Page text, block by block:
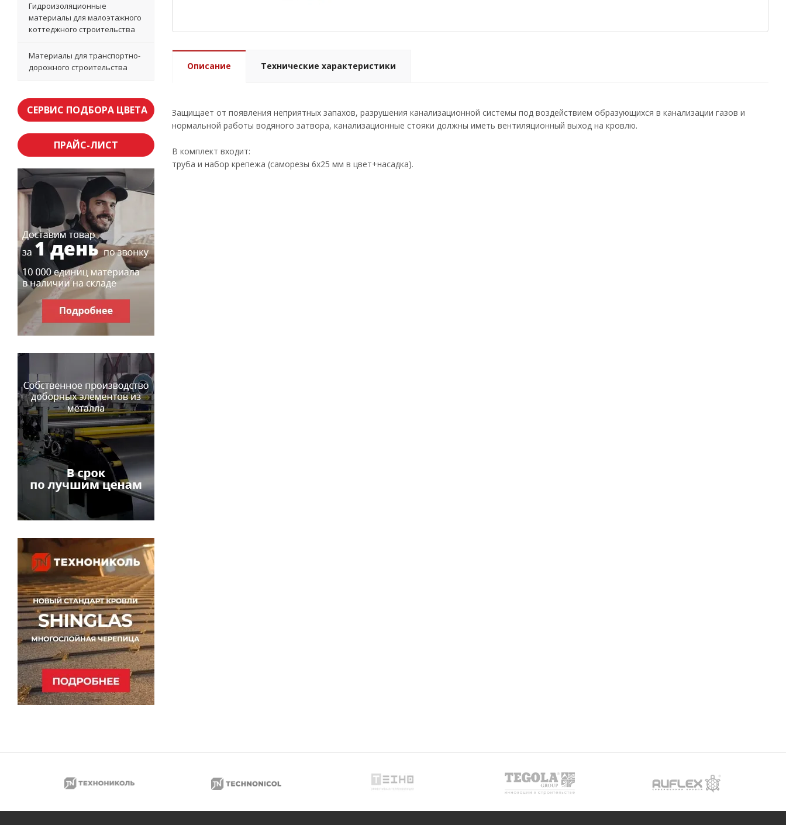
Описание Технические характеристики
Защищает от появления неприятных запахов, разрушения канализационной системы под воздействием образующихся в канализации газов и
нормальной работы водяного затвора, канализационные стояки должны иметь вентиляционный выход на кровлю.
В комплект входит:
труба и набор крепежа (саморезы 6х25 мм в цвет+насадка).
Гидроизоляционные
материалы для малоэтажного
коттеджного строительства
Материалы для транспортно-
дорожного строительства
СЕРВИС ПОДБОРА ЦВЕТА
ПРАЙС-ЛИСТ